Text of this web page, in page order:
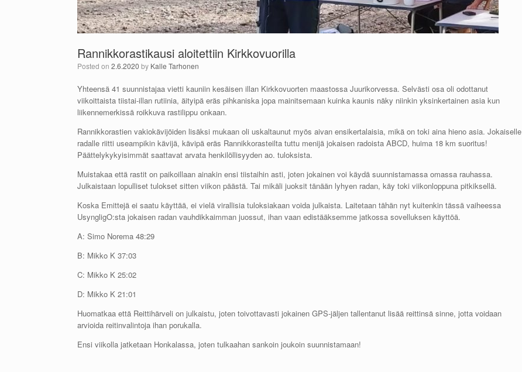
Rannikkorastikausi aloitettiin Kirkkovuorilla
Posted on 2.6.2020 by Kalle Tarhonen
Yhteensä 41 suunnistajaa vietti kauniin kesäisen illan Kirkkovuorten maastossa Juurikorvessa. Selvästi osa oli odottanut
viikoittaista tiistai-illan rutiinia, äityipä eräs pihkaniska jopa mainitsemaan kuinka kaunis näky niinkin yksinkertainen asia kun
liikennemerkissä roikkuva rastilippu onkaan.
Rannikkorastien vakiokävijöiden lisäksi mukaan oli uskaltaunut myös aivan ensikertalaisia, mikä on toki aina hieno asia. Jokaiselle
radalle riitti useampikin kävijä, kävipä eräs Rannikkorasteilta tuttu menijä jokaisen radoista ABCD, huima 18 km suoritus!
Päättelykykyisimmät saattavat arvata henkilöllisyyden ao. tuloksista.
Muistakaa että rastit on paikoillaan ainakin ensi tiistaihin asti, joten jokainen voi käydä suunnistamassa omassa rauhassa.
Julkaistaan lopulliset tulokset sitten viikon päästä. Tai mikäli juoksit tänään lyhyen radan, käy toki viikonloppuna pitkiksellä.
Koska Emittejä ei saatu käyttää, ei vielä virallisia tuloksiakaan voida julkaista. Laitetaan tähän nyt kuitenkin tässä vaiheessa
UsyngligO:sta jokaisen radan vauhdikkaimman juossut, ihan vaan edistääksemme jatkossa sovelluksen käyttöä.
A: Simo Norema 48:29
B: Mikko K 37:03
C: Mikko K 25:02
D: Mikko K 21:01
Huomatkaa että Reittihärveli on julkaistu, joten toivottavasti jokainen GPS-jäljen tallentanut lisää reittinsä sinne, jotta voidaan
arvioida reitinvalintoja ihan porukalla.
Ensi viikolla jatketaan Honkalassa, joten tulkaahan sankoin joukoin suunnistamaan!